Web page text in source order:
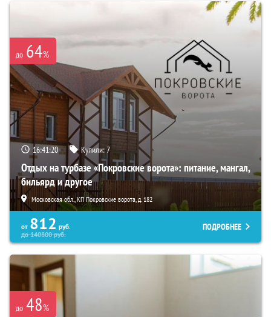
до 64%
16:41:19 Купили:7
Отдых на турбазе «Покровские ворота»: питание, мангал,
бильярд и другое
Московская обл., КП Покровские ворота, д. 182
от 812 руб.
до140800руб.
ПОДРОБНЕЕ
до 48%